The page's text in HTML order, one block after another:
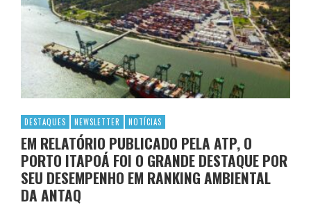
DESTAQUES NEWSLETTER NOTÍCIAS
EM RELATÓRIO PUBLICADO PELA ATP, O
PORTO ITAPOÁ FOI O GRANDE DESTAQUE POR
SEU DESEMPENHO EM RANKING AMBIENTAL
DA ANTAQ